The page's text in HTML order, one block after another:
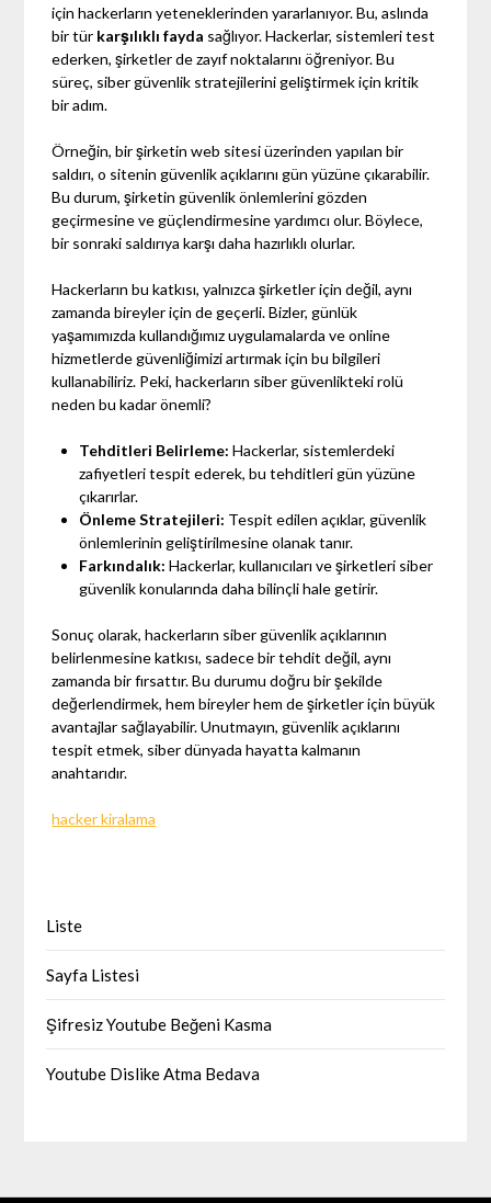
için hackerların yeteneklerinden yararlanıyor. Bu, aslında
bir tür karşılıklı fayda sağlıyor. Hackerlar, sistemleri test
ederken, şirketler de zayıf noktalarını öğreniyor. Bu
süreç, siber güvenlik stratejilerini geliştirmek için kritik
bir adım.
Örneğin, bir şirketin web sitesi üzerinden yapılan bir
saldırı, o sitenin güvenlik açıklarını gün yüzüne çıkarabilir.
Bu durum, şirketin güvenlik önlemlerini gözden
geçirmesine ve güçlendirmesine yardımcı olur. Böylece,
bir sonraki saldırıya karşı daha hazırlıklı olurlar.
Hackerların bu katkısı, yalnızca şirketler için değil, aynı
zamanda bireyler için de geçerli. Bizler, günlük
yaşamımızda kullandığımız uygulamalarda ve online
hizmetlerde güvenliğimizi artırmak için bu bilgileri
kullanabiliriz. Peki, hackerların siber güvenlikteki rolü
neden bu kadar önemli?
Tehditleri Belirleme: Hackerlar, sistemlerdeki
zafiyetleri tespit ederek, bu tehditleri gün yüzüne
çıkarırlar.
Önleme Stratejileri: Tespit edilen açıklar, güvenlik
önlemlerinin geliştirilmesine olanak tanır.
Farkındalık: Hackerlar, kullanıcıları ve şirketleri siber
güvenlik konularında daha bilinçli hale getirir.
Sonuç olarak, hackerların siber güvenlik açıklarının
belirlenmesine katkısı, sadece bir tehdit değil, aynı
zamanda bir fırsattır. Bu durumu doğru bir şekilde
değerlendirmek, hem bireyler hem de şirketler için büyük
avantajlar sağlayabilir. Unutmayın, güvenlik açıklarını
tespit etmek, siber dünyada hayatta kalmanın
anahtarıdır.
hacker kiralama
Liste
Sayfa Listesi
Şifresiz Youtube Beğeni Kasma
Youtube Dislike Atma Bedava